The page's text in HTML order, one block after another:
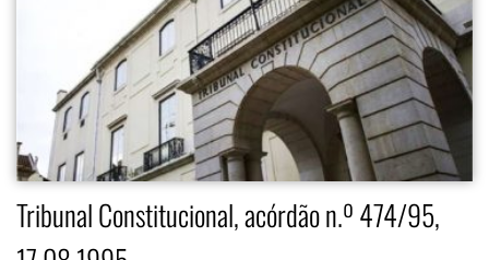
Tribunal Constitucional, acórdão n.º 474/95,